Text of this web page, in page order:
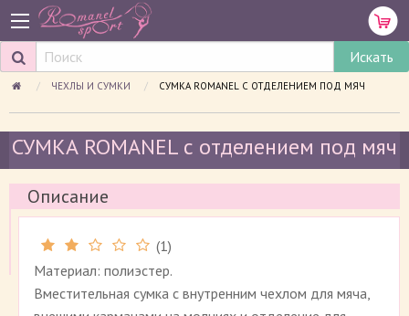
ЧЕХЛЫ И СУМКИ ПРОСМАТРИВАЕМАЯ СТРАНИЦА:
СУМКА ROMANEL С ОТДЕЛЕНИЕМ ПОД МЯЧ
СУМКА ROMANEL с отделением под мяч
Описание
(1)
Материал: полиэстер.
Вместительная сумка с внутренним чехлом для мяча,